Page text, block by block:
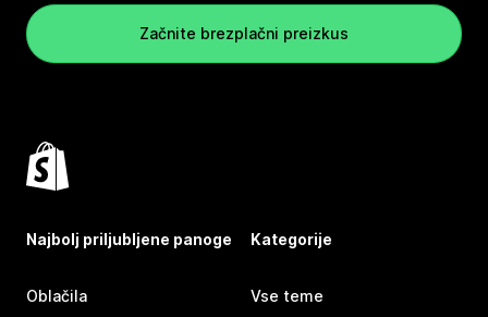
Začnite brezplačni preizkus
Najbolj priljubljene panoge
Oblačila
Kategorije
Vse teme